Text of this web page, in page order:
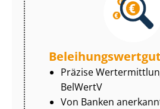
Präzise
BelWertV
Von Banken